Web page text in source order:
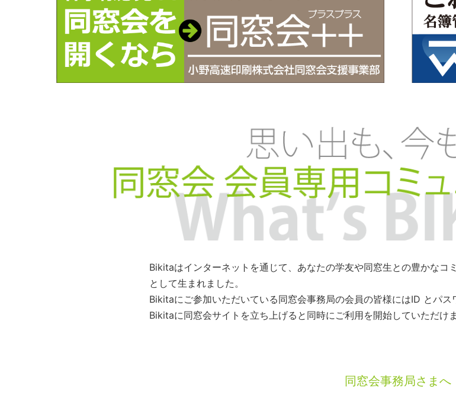
Bikitaはインターネットを通じて、あなたの学友や同窓生との豊かなコ
として生まれました。
Bikitaにご参加いただいている同窓会事務局の会員の皆様にはID とパ
Bikitaに同窓会サイトを立ち上げると同時にご利用を開始していただけま
同窓会事務局さまへ